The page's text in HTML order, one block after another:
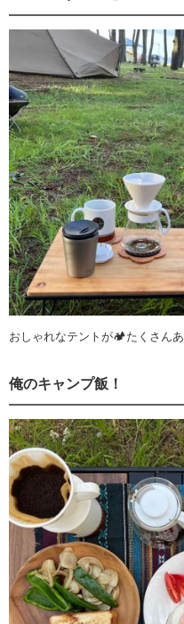
おしゃれなテントが🏕️たくさんあ
俺のキャンプ飯！